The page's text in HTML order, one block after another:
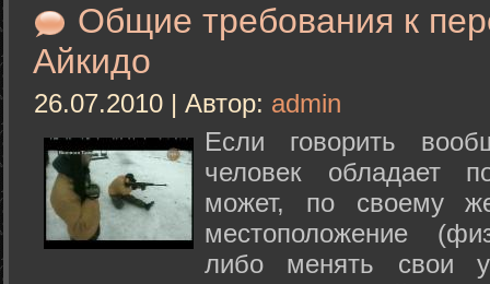
Общие требования к
Айкидо
26.07.2010 | Автор: admin
Если говорить
человек обладает
может, по своему
местоположение
либо менять свои